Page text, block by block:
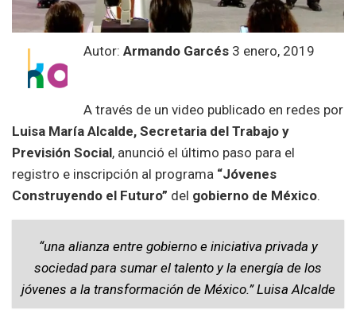
Autor: Armando Garcés 3 enero, 2019
A través de un video publicado en redes por
Luisa María Alcalde, Secretaria del Trabajo y
Previsión Social, anunció el último paso para el
registro e inscripción al programa “Jóvenes
Construyendo el Futuro” del gobierno de México.
“una alianza entre gobierno e iniciativa privada y
sociedad para sumar el talento y la energía de los
jóvenes a la transformación de México.” Luisa Alcalde